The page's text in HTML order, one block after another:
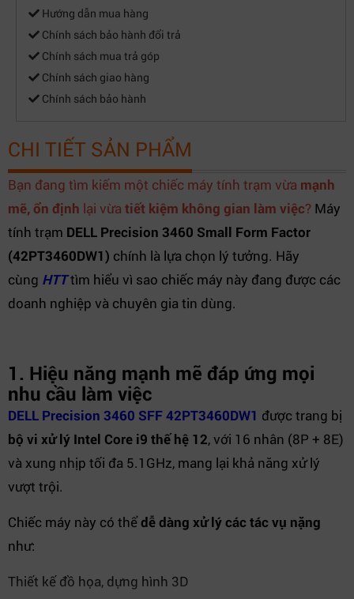
Hướng dẫn mua hàng
Chính sách bảo hành đổi trả
Chính sách mua trả góp
Chính sách giao hàng
Chính sách bảo hành
CHI TIẾT SẢN PHẨM
Bạn đang tìm kiếm một chiếc máy tính trạm vừa mạnh
mẽ, ổn định lại vừa tiết kiệm không gian làm việc? Máy
tính trạm DELL Precision 3460 Small Form Factor
(42PT3460DW1) chính là lựa chọn lý tưởng. Hãy
cùng HTTtìm hiểu vì sao chiếc máy này đang được các
doanh nghiệp và chuyên gia tin dùng.
1. Hiệu năng mạnh mẽ đáp ứng mọi
nhu cầu làm việc
DELL Precision 3460 SFF 42PT3460DW1 được trang bị
bộ vi xử lý Intel Core i9 thế hệ 12, với 16 nhân (8P + 8E)
và xung nhịp tối đa 5.1GHz, mang lại khả năng xử lý
vượt trội.
Chiếc máy này có thểdễ dàng xử lý các tác vụ nặng
như:
Thiết kế đồ họa, dựng hình 3D